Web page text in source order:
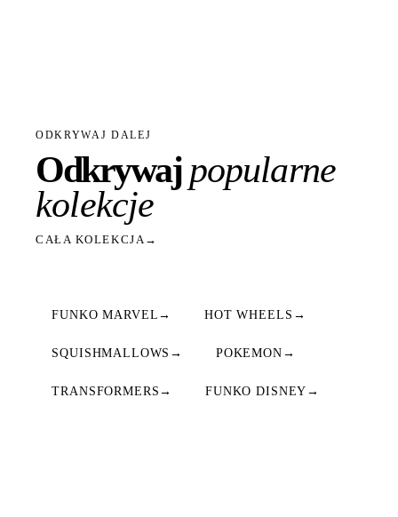
ODKRYWAJ DALEJ
Odkrywajpopularne
kolekcje
CAŁA KOLEKCJA→
FUNKO MARVEL → HOT WHEELS →
SQUISHMALLOWS → POKEMON →
TRANSFORMERS → FUNKO DISNEY →